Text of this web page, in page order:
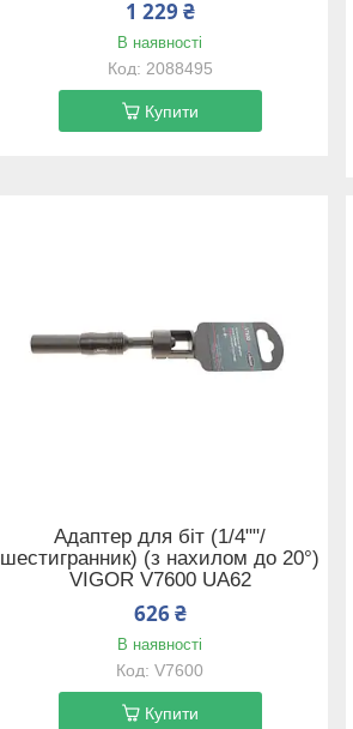
1 229 ₴
В наявності
2088495
Купити
Адаптер для біт (1/4""/
шестигранник) (з нахилом до 20°)
VIGOR V7600 UA62
626 ₴
В наявності
V7600
Купити